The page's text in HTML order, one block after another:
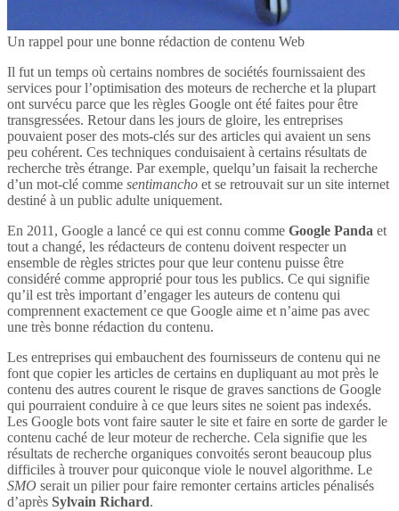
Un rappel pour une bonne rédaction de contenu Web
Il fut un temps où certains nombres de sociétés fournissaient des
services pour l’optimisation des moteurs de recherche et la plupart
ont survécu parce que les règles Google ont été faites pour être
transgressées. Retour dans les jours de gloire, les entreprises
pouvaient poser des mots-clés sur des articles qui avaient un sens
peu cohérent. Ces techniques conduisaient à certains résultats de
recherche très étrange. Par exemple, quelqu’un faisait la recherche
d’un mot-clé comme sentimancho et se retrouvait sur un site internet
destiné à un public adulte uniquement.
En 2011, Google a lancé ce qui est connu comme Google Panda et
tout a changé, les rédacteurs de contenu doivent respecter un
ensemble de règles strictes pour que leur contenu puisse être
considéré comme approprié pour tous les publics. Ce qui signifie
qu’il est très important d’engager les auteurs de contenu qui
comprennent exactement ce que Google aime et n’aime pas avec
une très bonne rédaction du contenu.
Les entreprises qui embauchent des fournisseurs de contenu qui ne
font que copier les articles de certains en dupliquant au mot près le
contenu des autres courent le risque de graves sanctions de Google
qui pourraient conduire à ce que leurs sites ne soient pas indexés.
Les Google bots vont faire sauter le site et faire en sorte de garder le
contenu caché de leur moteur de recherche. Cela signifie que les
résultats de recherche organiques convoités seront beaucoup plus
difficiles à trouver pour quiconque viole le nouvel algorithme. Le
SMO serait un pilier pour faire remonter certains articles pénalisés
d’après Sylvain Richard.